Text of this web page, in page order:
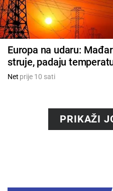
Europa na udaru:
struje, padaju
Net prije 10 sati
PRIKAŽI